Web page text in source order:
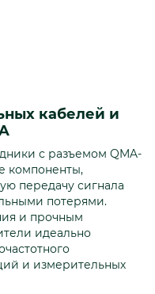
кабелей и
с разъемом QMA-
компоненты,
передачу сигнала
потерями.
и прочным
идеально
и измерительных